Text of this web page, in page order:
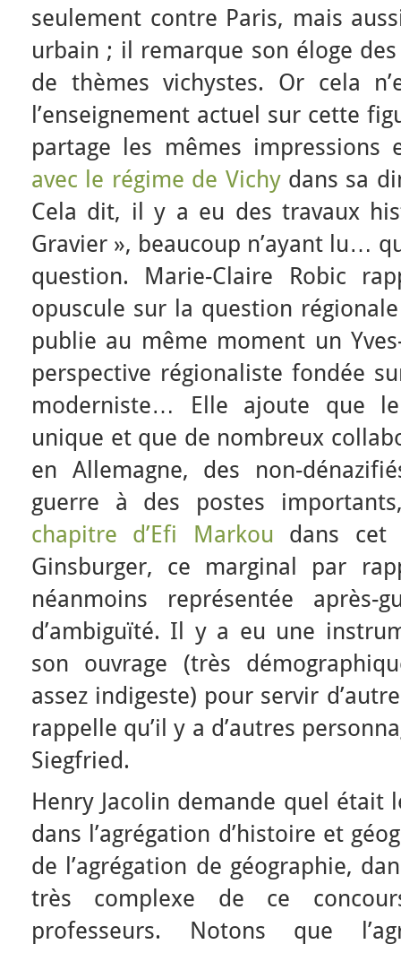
seulement contre Paris, mais
urbain ; il remarque son éloge
de thèmes vichystes. Or cela
l’enseignement actuel sur cette
partage les mêmes
avec le régime de Vichydans sa
Cela dit, il y a eu des travaux
Gravier », beaucoup n’ayant lu…
question. Marie-Claire Robic
opuscule sur la question
publie au même moment un
perspective régionaliste fondée
moderniste… Elle ajoute que
unique et que de nombreux
en Allemagne, des non-
guerre à des postes
chapitre d’Efi Markou dans cet
Ginsburger, ce marginal par
néanmoins représentée après-
d’ambiguïté. Il y a eu une
son ouvrage (très
assez indigeste) pour servir
rappelle qu’il y a d’autres
Siegfried.
Henry Jacolin demande quel était
dans l’agrégation d’histoire et
de l’agrégation de géographie,
très complexe de ce
professeurs. Notons que